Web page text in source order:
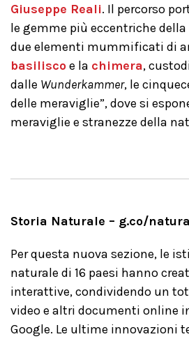
Giuseppe Reali. Il percorso
le gemme più eccentriche
due elementi mummificati di
basiliscoe la chimera,
dalle Wunderkammer, le
delle meraviglie”, dove si
meraviglie e stranezze della
Storia Naturale – g.co/
Per questa nuova sezione, le
naturale di 16 paesi hanno
interattive, condividendo un
video e altri documenti online
Google. Le ultime innovazioni